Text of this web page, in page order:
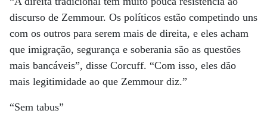
discurso de Zemmour. Os políticos estão competindo uns
com os outros para serem mais de direita, e eles acham
que imigração, segurança e soberania são as questões
mais bancáveis”, disse Corcuff. “Com isso, eles dão
mais legitimidade ao que Zemmour diz.”
“Sem tabus”